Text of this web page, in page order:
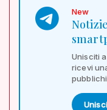
New
Unisciti
ricevi